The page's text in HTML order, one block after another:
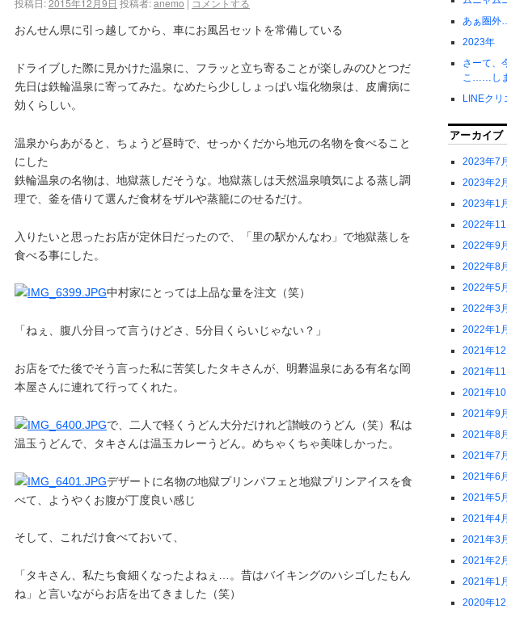
投稿日:2015年12月9日 投稿者:anemo コメントする
おんせん県に引っ越してから、車にお風呂セットを常備している
ドライブした際に見かけた温泉に、フラッと立ち寄ることが楽しみのひとつだ
先日は鉄輪温泉に寄ってみた。なめたら少ししょっぱい塩化物泉は、皮膚病に
効くらしい。
温泉からあがると、ちょうど昼時で、せっかくだから地元の名物を食べること
にした
鉄輪温泉の名物は、地獄蒸しだそうな。地獄蒸しは天然温泉噴気による蒸し調
理で、釜を借りて選んだ食材をザルや蒸籠にのせるだけ。
入りたいと思ったお店が定休日だったので、「里の駅かんなわ」で地獄蒸しを
食べる事にした。
中村家にとっては上品な量を注文（笑）
「ねぇ、腹八分目って言うけどさ、5分目くらいじゃない？」
お店をでた後でそう言った私に苦笑したタキさんが、明礬温泉にある有名な岡
本屋さんに連れて行ってくれた。
で、二人で軽くうどん大分だけれど讃岐のうどん（笑）私は
温玉うどんで、タキさんは温玉カレーうどん。めちゃくちゃ美味しかった。
デザートに名物の地獄プリンパフェと地獄プリンアイスを食
べて、ようやくお腹が丁度良い感じ
そして、これだけ食べておいて、
「タキさん、私たち食細くなったよねぇ…。昔はバイキングのハシゴしたもん
ね」と言いながらお店を出てきました（笑）
あぁ圏
2023年
さーて、
こ……し
LINEク
アーカイブ
2023年7月
2023年2月
2023年1月
2022年11
2022年9月
2022年8月
2022年5月
2022年3月
2022年1月
2021年12
2021年11
2021年10
2021年9月
2021年8月
2021年7月
2021年6月
2021年5月
2021年4月
2021年3月
2021年2月
2021年1月
2020年12